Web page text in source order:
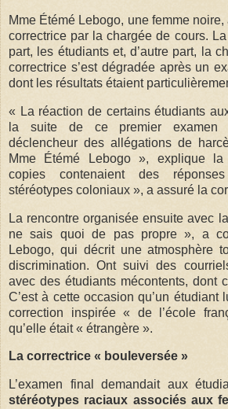
Mme Étémé Lebogo, une femme
correctrice par la chargée de cours.
part, les étudiants et, d’autre part, la
correctrice s’est dégradée après un
dont les résultats étaient
« La réaction de certains étudiants
la suite de ce premier examen
déclencheur des allégations de
Mme Étémé Lebogo », explique la
copies contenaient des
stéréotypes coloniaux », a assuré la
La rencontre organisée ensuite avec
ne sais quoi de pas propre », a
Lebogo, qui décrit une atmosphère
discrimination. Ont suivi des
avec des étudiants mécontents, dont
C’est à cette occasion qu’un étudiant
correction inspirée « de l’école
qu’elle était « étrangère ».
La correctrice « bouleversée »
L’examen final demandait aux
stéréotypes raciaux associés aux